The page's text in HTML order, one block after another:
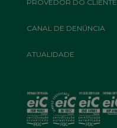
PROVEDOR DO CLIENTE
CANAL DE DENÚNCIA
ATUALIDADE